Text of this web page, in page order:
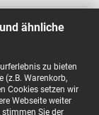
ähnliche
zu bieten
(z.B. Warenkorb,
Cookies setzen wir
Webseite weiter
Sie der